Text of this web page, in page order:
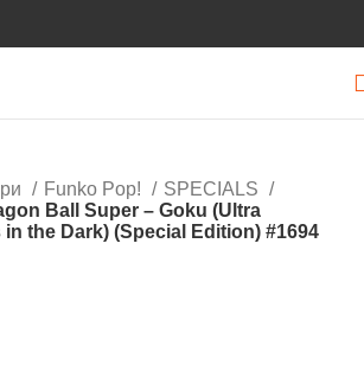
Funko Pop!
SPECIALS
Ball Super – Goku (Ultra
in the Dark) (Special Edition) #1694